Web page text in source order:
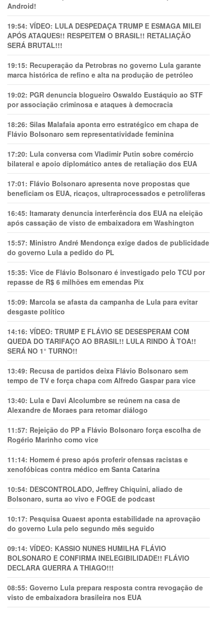
Android!
19:54: VÍDEO: LULA DESPEDAÇA TRUMP E ESMAGA MILEI
APÓS ATAQUES!! RESPEITEM O BRASIL!! RETALIAÇÃO
SERÁ BRUTAL!!!
19:15: Recuperação da Petrobras no governo Lula garante
marca histórica de refino e alta na produção de petróleo
19:02: PGR denuncia blogueiro Oswaldo Eustáquio ao STF
por associação criminosa e ataques à democracia
18:26: Silas Malafaia aponta erro estratégico em chapa de
Flávio Bolsonaro sem representatividade feminina
17:20: Lula conversa com Vladimir Putin sobre comércio
bilateral e apoio diplomático antes de retaliação dos EUA
17:01: Flávio Bolsonaro apresenta nove propostas que
beneficiam os EUA, ricaços, ultraprocessados e petrolíferas
16:45: Itamaraty denuncia interferência dos EUA na eleição
após cassação de visto de embaixadora em Washington
15:57: Ministro André Mendonça exige dados de publicidade
do governo Lula a pedido do PL
15:35: Vice de Flávio Bolsonaro é investigado pelo TCU por
repasse de R$ 6 milhões em emendas Pix
15:09: Marcola se afasta da campanha de Lula para evitar
desgaste político
14:16: VÍDEO: TRUMP E FLÁVIO SE DESESPERAM COM
QUEDA DO TARIFAÇO AO BRASIL!! LULA RINDO À TOA!!
SERÁ NO 1° TURNO!!
13:49: Recusa de partidos deixa Flávio Bolsonaro sem
tempo de TV e força chapa com Alfredo Gaspar para vice
13:40: Lula e Davi Alcolumbre se reúnem na casa de
Alexandre de Moraes para retomar diálogo
11:57: Rejeição do PP a Flávio Bolsonaro força escolha de
Rogério Marinho como vice
11:14: Homem é preso após proferir ofensas racistas e
xenofóbicas contra médico em Santa Catarina
10:54: DESCONTROLADO, Jeffrey Chiquini, aliado de
Bolsonaro, surta ao vivo e FOGE de podcast
10:17: Pesquisa Quaest aponta estabilidade na aprovação
do governo Lula pelo segundo mês seguido
09:14: VÍDEO: KASSIO NUNES HUMlLHA FLÁVIO
BOLSONARO E CONFIRMA INELEGIBILIDADE!! FLÁVIO
DECLARA GUERRA A THIAGO!!!
08:55: Governo Lula prepara resposta contra revogação de
visto de embaixadora brasileira nos EUA